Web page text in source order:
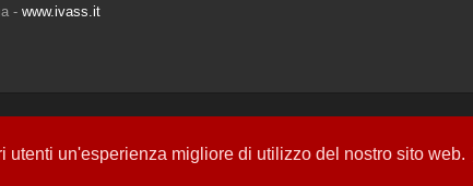
un'esperienza migliore di utilizzo del nostro sito web.
- www.ivass.it